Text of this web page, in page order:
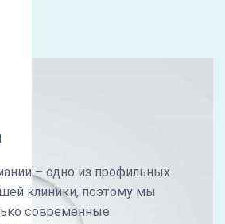
– одно из профильных
клиники, поэтому мы
современные